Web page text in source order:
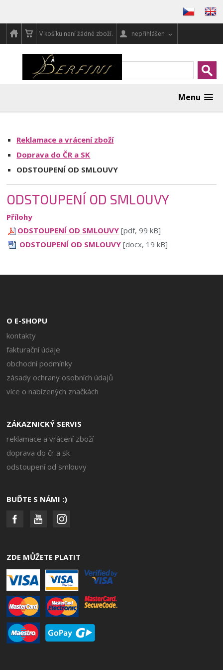
V košíku není žádné zboží. nepřihlášen
Menu
Reklamace a vrácení zboží
Doprava do ČR a SK
ODSTOUPENÍ OD SMLOUVY
ODSTOUPENÍ OD SMLOUVY
Přílohy
ODSTOUPENÍ OD SMLOUVY [pdf, 99 kB]
ODSTOUPENÍ OD SMLOUVY [docx, 19 kB]
O E-SHOPU
kontakty
fakturační údaje
obchodní podmínky
zásady ochrany osobních údajů
více o nabízených značkách
ZÁKAZNICKÝ SERVIS
reklamace a vrácení zboží
doprava do čr a sk
odstoupení od smlouvy
BUĎTE S NÁMI :)
ZDE MŮŽETE PLATIT